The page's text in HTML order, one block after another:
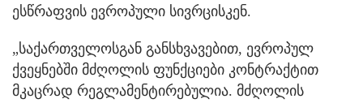
ესწრაფვის ევროპული სივრცისკენ.
„საქართველოსგან განსხვავებით, ევროპულ
ქვეყნებში მძღოლის ფუნქციები კონტრაქტით
მკაცრად რეგლამენტირებულია. მძღოლის